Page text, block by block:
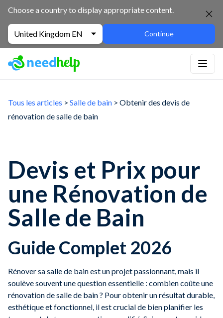
Choose a country to display appropriate content.
United Kingdom EN Continue
Tous les articles > Salle de bain > Obtenir des devis de
rénovation de salle de bain
Devis et Prix pour
une Rénovation de
Salle de Bain
Guide Complet 2026
Rénover sa salle de bain est un projet passionnant, mais il
soulève souvent une question essentielle : combien coûte une
rénovation de salle de bain ? Pour obtenir un résultat durable,
esthétique et fonctionnel, il est crucial de bien planifier les